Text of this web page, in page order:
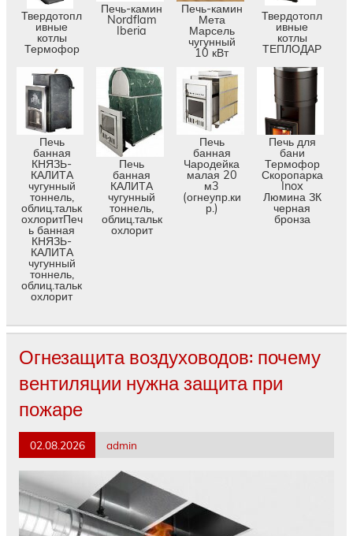
Твердотопл
ивные
котлы
Термофор
Печь-камин
Nordflam
Iberia
Печь-камин
Мета
Марсель
чугунный
10 кВт
Твердотопл
ивные
котлы
ТЕПЛОДАР
Печь
банная
КНЯЗЬ-
КАЛИТА
чугунный
тоннель,
облиц.тальк
охлоритПеч
ь банная
КНЯЗЬ-
КАЛИТА
чугунный
тоннель,
облиц.тальк
охлорит
Печь
банная
КАЛИТА
чугунный
тоннель,
облиц.тальк
охлорит
Печь
банная
Чародейка
малая 20
м3
(огнеупр.ки
р.)
Печь для
бани
Термофор
Скоропарка
Inox
Люмина ЗК
черная
бронза
Огнезащита воздуховодов: почему
вентиляции нужна защита при
пожаре
02.08.2026 admin